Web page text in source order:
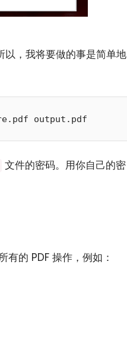
以，我将要做的事是简单地
output.pdf
文件的密码。用你自己的密
的 PDF 操作，例如：